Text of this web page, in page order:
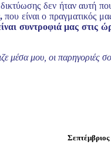
δεν ήταν αυτή
που είναι ο πραγματικός
συντροφιά μας στις
μέσα μου, οι παρηγοριές